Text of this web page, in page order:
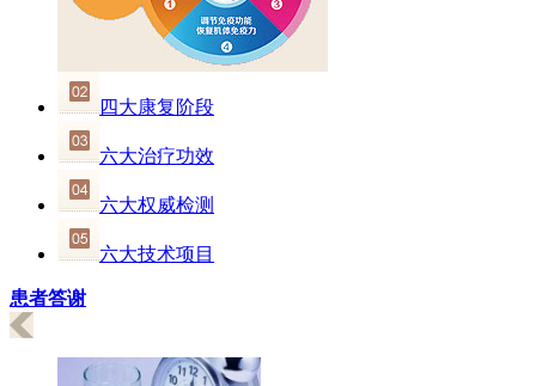
四大康复阶段
六大治疗功效
六大权威检测
六大技术项目
患者答谢